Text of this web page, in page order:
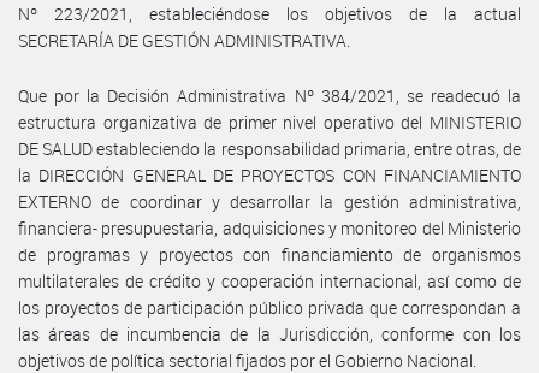
Nº 223/2021, estableciéndose los objetivos de la actual
SECRETARÍA DE GESTIÓN ADMINISTRATIVA.
Que por la Decisión Administrativa Nº 384/2021, se readecuó la
estructura organizativa de primer nivel operativo del MINISTERIO
DE SALUD estableciendo la responsabilidad primaria, entre otras, de
la DIRECCIÓN GENERAL DE PROYECTOS CON FINANCIAMIENTO
EXTERNO de coordinar y desarrollar la gestión administrativa,
financiera- presupuestaria, adquisiciones y monitoreo del Ministerio
de programas y proyectos con financiamiento de organismos
multilaterales de crédito y cooperación internacional, así como de
los proyectos de participación público privada que correspondan a
las áreas de incumbencia de la Jurisdicción, conforme con los
objetivos de política sectorial fijados por el Gobierno Nacional.